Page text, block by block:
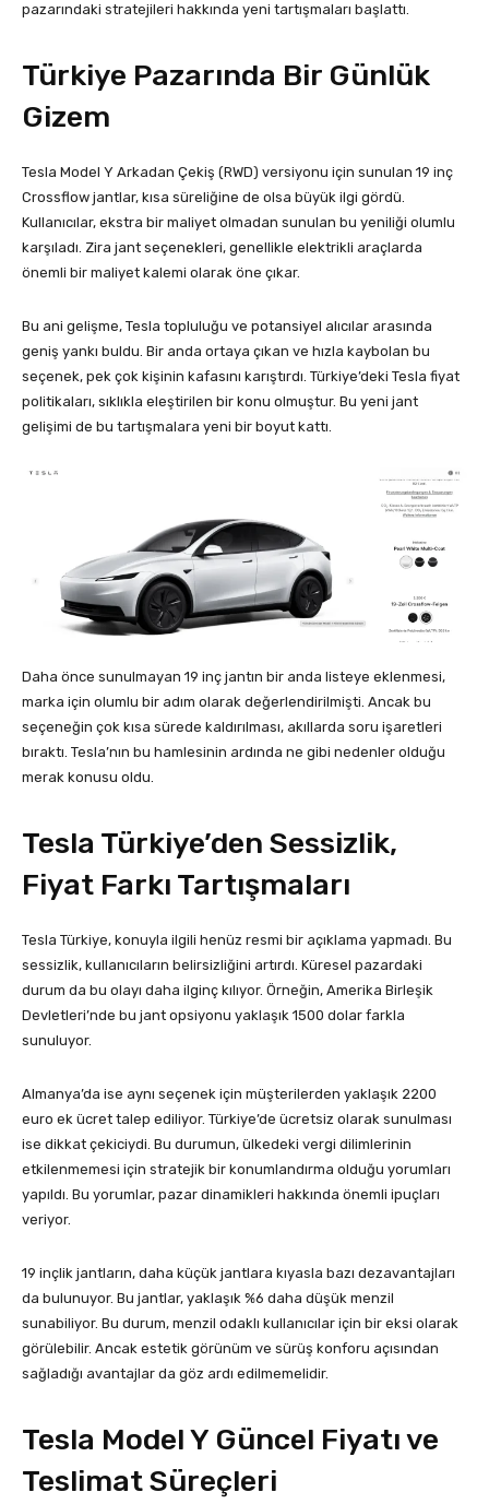
pazarındaki stratejileri hakkında yeni tartışmaları başlattı.
Türkiye Pazarında Bir Günlük
Gizem
Tesla Model Y Arkadan Çekiş (RWD) versiyonu için sunulan 19 inç
Crossflow jantlar, kısa süreliğine de olsa büyük ilgi gördü.
Kullanıcılar, ekstra bir maliyet olmadan sunulan bu yeniliği olumlu
karşıladı. Zira jant seçenekleri, genellikle elektrikli araçlarda
önemli bir maliyet kalemi olarak öne çıkar.
Bu ani gelişme, Tesla topluluğu ve potansiyel alıcılar arasında
geniş yankı buldu. Bir anda ortaya çıkan ve hızla kaybolan bu
seçenek, pek çok kişinin kafasını karıştırdı. Türkiye’deki Tesla fiyat
politikaları, sıklıkla eleştirilen bir konu olmuştur. Bu yeni jant
gelişimi de bu tartışmalara yeni bir boyut kattı.
Daha önce sunulmayan 19 inç jantın bir anda listeye eklenmesi,
marka için olumlu bir adım olarak değerlendirilmişti. Ancak bu
seçeneğin çok kısa sürede kaldırılması, akıllarda soru işaretleri
bıraktı. Tesla’nın bu hamlesinin ardında ne gibi nedenler olduğu
merak konusu oldu.
Tesla Türkiye’den Sessizlik,
Fiyat Farkı Tartışmaları
Tesla Türkiye, konuyla ilgili henüz resmi bir açıklama yapmadı. Bu
sessizlik, kullanıcıların belirsizliğini artırdı. Küresel pazardaki
durum da bu olayı daha ilginç kılıyor. Örneğin, Amerika Birleşik
Devletleri’nde bu jant opsiyonu yaklaşık 1500 dolar farkla
sunuluyor.
Almanya’da ise aynı seçenek için müşterilerden yaklaşık 2200
euro ek ücret talep ediliyor. Türkiye’de ücretsiz olarak sunulması
ise dikkat çekiciydi. Bu durumun, ülkedeki vergi dilimlerinin
etkilenmemesi için stratejik bir konumlandırma olduğu yorumları
yapıldı. Bu yorumlar, pazar dinamikleri hakkında önemli ipuçları
veriyor.
19 inçlik jantların, daha küçük jantlara kıyasla bazı dezavantajları
da bulunuyor. Bu jantlar, yaklaşık %6 daha düşük menzil
sunabiliyor. Bu durum, menzil odaklı kullanıcılar için bir eksi olarak
görülebilir. Ancak estetik görünüm ve sürüş konforu açısından
sağladığı avantajlar da göz ardı edilmemelidir.
Tesla Model Y Güncel Fiyatı ve
Teslimat Süreçleri